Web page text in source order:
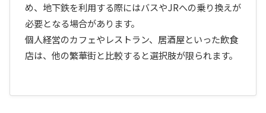
め、地下鉄を利用する際にはバスやJRへの乗り換えが
必要となる場合があります。
個人経営のカフェやレストラン、居酒屋といった飲食
店は、他の繁華街と比較すると選択肢が限られます。